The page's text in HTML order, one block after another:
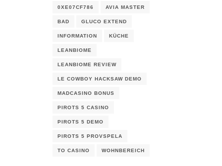
0XE07CF786 AVIA MASTER
BAD GLUCO EXTEND
INFORMATION KÜCHE
LEANBIOME
LEANBIOME REVIEW
LE COWBOY HACKSAW DEMO
MADCASINO BONUS
PIROTS 5 CASINO
PIROTS 5 DEMO
PIROTS 5 PROVSPELA
TO CASINO WOHNBEREICH